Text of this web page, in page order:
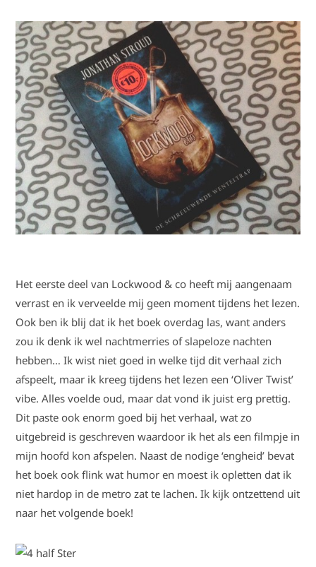
Het eerste deel van Lockwood & co heeft mij aangenaam
verrast en ik verveelde mij geen moment tijdens het lezen.
Ook ben ik blij dat ik het boek overdag las, want anders
zou ik denk ik wel nachtmerries of slapeloze nachten
hebben… Ik wist niet goed in welke tijd dit verhaal zich
afspeelt, maar ik kreeg tijdens het lezen een ‘Oliver Twist’
vibe. Alles voelde oud, maar dat vond ik juist erg prettig.
Dit paste ook enorm goed bij het verhaal, wat zo
uitgebreid is geschreven waardoor ik het als een filmpje in
mijn hoofd kon afspelen. Naast de nodige ‘engheid’ bevat
het boek ook flink wat humor en moest ik opletten dat ik
niet hardop in de metro zat te lachen. Ik kijk ontzettend uit
naar het volgende boek!